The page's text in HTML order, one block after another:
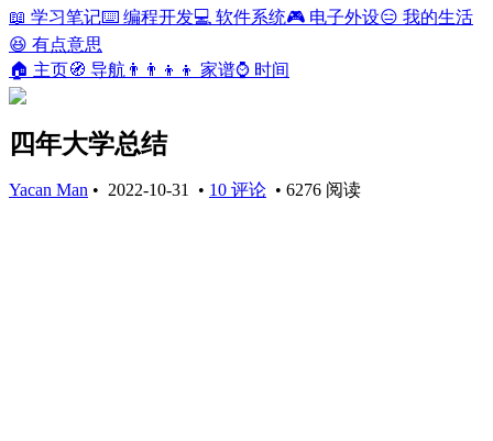
📖 学习笔记⌨️ 编程开发💻 软件系统🎮 电子外设😑 我的生活
😆 有点意思
🏠 主页🧭 导航 👨‍👨‍👦‍👦 家谱⌚ 时间
四年大学总结
Yacan Man • 2022-10-31 • 10 评论 • 6276 阅读